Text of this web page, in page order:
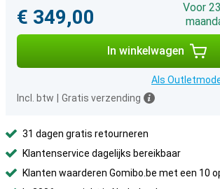
€ 349,00
Voor
In winkelwagen
Als
Incl. btw
Gratis verzending
31 dagen gratis retourneren
Klantenservice dagelijks bereikbaar
Klanten waarderen Gomibo.be met een 10